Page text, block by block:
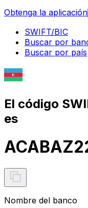
Obtenga la aplicación
SWIFT/BIC
Buscar por
Buscar por país
El código
es
Nombre del banco